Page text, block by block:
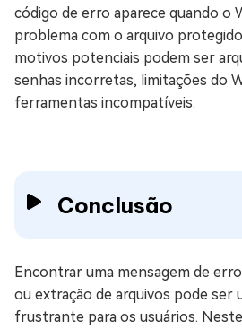
código de erro aparece quando o
problema com o arquivo
motivos potenciais podem ser
senhas incorretas, limitações do
ferramentas incompatíveis.
Conclusão
Encontrar uma mensagem de
ou extração de arquivos pode ser
frustrante para os usuários.